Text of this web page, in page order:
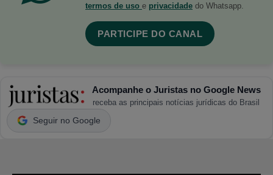
termos de uso e privacidade do Whatsapp.
PARTICIPE DO CANAL
Acompanhe o Juristas no Google News
receba as principais notícias jurídicas do Brasil
Seguir no Google